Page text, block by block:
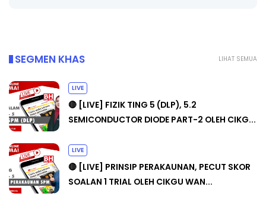
LIHAT SEMUA
SEGMEN KHAS
LIVE
🔴 [LIVE] FIZIK TING 5 (DLP), 5.2
SEMICONDUCTOR DIODE PART-2 OLEH CIKG...
LIVE
🔴 [LIVE] PRINSIP PERAKAUNAN, PECUT SKOR
SOALAN 1 TRIAL OLEH CIKGU WAN...